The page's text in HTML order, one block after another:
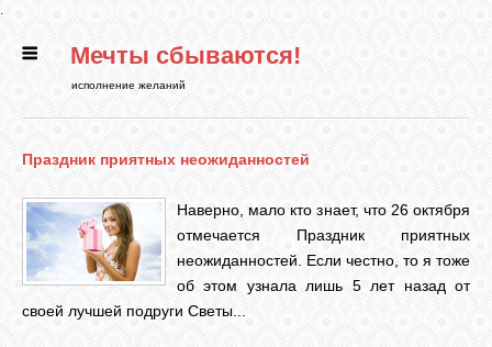
.
ГЛАВНАЯ
РИТУАЛЫ
БИБЛИОТЕКА
Мечты сбываются!
исполнение желаний
Праздник приятных неожиданностей
Наверно, мало кто знает, что 26 октября
отмечается Праздник приятных
неожиданностей. Если честно, то я тоже
об этом узнала лишь 5 лет назад от
своей лучшей подруги Светы...